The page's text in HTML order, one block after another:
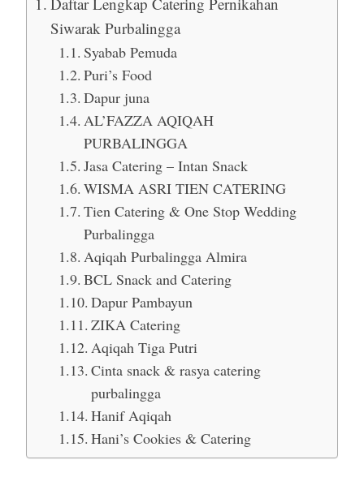
Siwarak Purbalingga
Syabab Pemuda
Puri’s Food
Dapur juna
AL’FAZZA AQIQAH
PURBALINGGA
Jasa Catering – Intan Snack
WISMA ASRI TIEN CATERING
Tien Catering & One Stop Wedding
Purbalingga
Aqiqah Purbalingga Almira
BCL Snack and Catering
Dapur Pambayun
ZIKA Catering
Aqiqah Tiga Putri
Cinta snack & rasya catering
purbalingga
Hanif Aqiqah
Hani’s Cookies & Catering